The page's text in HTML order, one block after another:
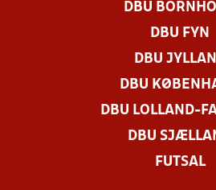
DBU
DBU FYN
DBU
DBU
DBU LOLLAND-
DBU
FUTSAL